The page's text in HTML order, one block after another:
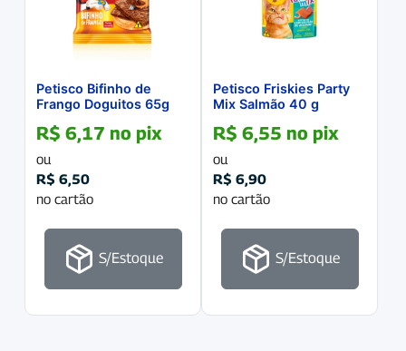
Petisco Bifinho de
Frango Doguitos 65g
R$ 6,17 no pix
ou
R$ 6,50
no cartão
S/Estoque
Petisco Friskies Party
Mix Salmão 40 g
R$ 6,55 no pix
ou
R$ 6,90
no cartão
S/Estoque